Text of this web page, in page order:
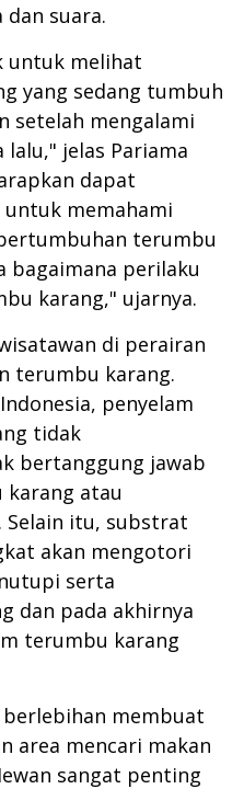
suara.
untuk melihat
yang sedang tumbuh
setelah mengalami
jelas Pariama
dapat
memahami
terumbu
bagaimana perilaku
karang," ujarnya.
di perairan
terumbu karang.
penyelam
tidak
bertanggung jawab
atau
Selain itu, substrat
akan mengotori
serta
dan pada akhirnya
terumbu karang
berlebihan membuat
area mencari makan
sangat penting